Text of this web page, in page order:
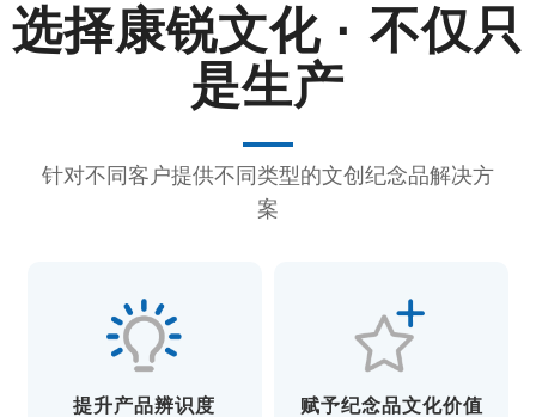
选择康锐文化 · 不仅只
是生产
针对不同客户提供不同类型的文创纪念品解决方
案
提升产品辨识度 赋予纪念品文化价值